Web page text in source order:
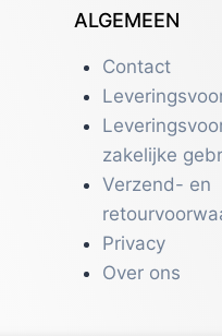
ALGEMEEN
Contact
zakelijke
Verzend- en
Privacy
Over ons